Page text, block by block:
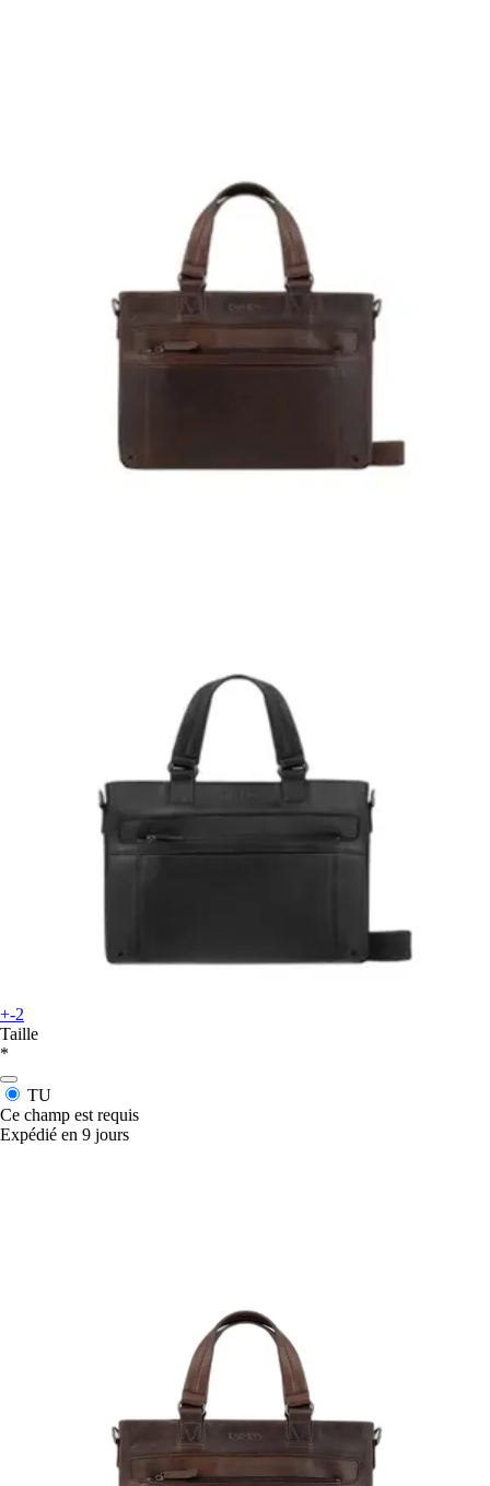
+-2
Taille
*
TU
Ce champ est requis
Expédié en 9 jours